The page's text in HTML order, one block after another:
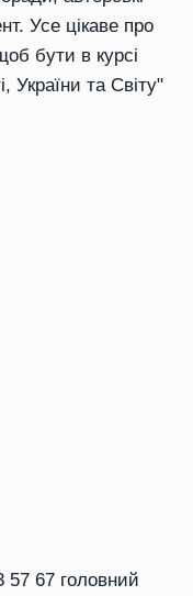
Усе цікаве про
бути в курсі
України та Світу"
57 67 головний